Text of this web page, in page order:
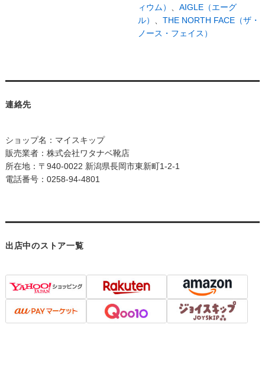
ィウム） 、 AIGLE（エーグ
ル） 、 THE NORTH FACE（ザ・
ノース・フェイス）
連絡先
ショップ名：マイスキップ
販売業者：株式会社ワタナベ靴店
所在地：〒940-0022 新潟県長岡市東新町1-2-1
電話番号：0258-94-4801
出店中のストア一覧